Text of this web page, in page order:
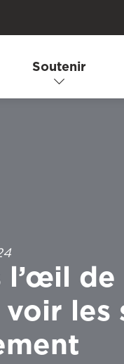
Soutenir
l’œil
les